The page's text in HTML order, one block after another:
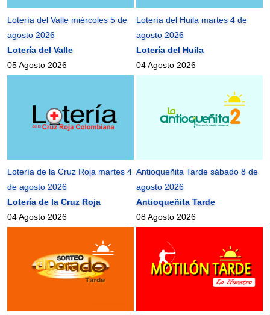
Lotería del Valle miércoles 5 de
agosto 2026
Lotería del Valle
05 Agosto 2026
Lotería del Huila martes 4 de
agosto 2026
Lotería del Huila
04 Agosto 2026
Lotería de la Cruz Roja martes 4
de agosto 2026
Lotería de la Cruz Roja
04 Agosto 2026
Antioqueñita Tarde sábado 8 de
agosto 2026
Antioqueñita Tarde
08 Agosto 2026